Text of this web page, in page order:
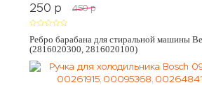
250 p 450 p
Ребро барабана для стиральной машины
(2816020300, 2816020100)